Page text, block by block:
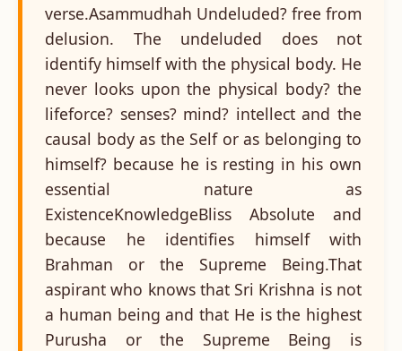
verse.Asammudhah Undeluded? free from
delusion. The undeluded does not
identify himself with the physical body. He
never looks upon the physical body? the
lifeforce? senses? mind? intellect and the
causal body as the Self or as belonging to
himself? because he is resting in his own
essential nature as
ExistenceKnowledgeBliss Absolute and
because he identifies himself with
Brahman or the Supreme Being.That
aspirant who knows that Sri Krishna is not
a human being and that He is the highest
Purusha or the Supreme Being is